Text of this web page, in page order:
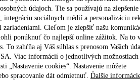
údajoch. Tie sa používajú na zlepšenie
integráciu sociálnych médií a personalizáciu
zariadeniami. Cieľom je zlepšiť našu
ponúknuť čo najlepší online zážitok. Na to
To zahŕňa aj Váš súhlas s prenosom Vašich
Viac informácií o jednotlivých možnostiach
„Nastavenie cookies“. Nastavenie môžete
spracovanie dát odmietnuť. Ďalšie